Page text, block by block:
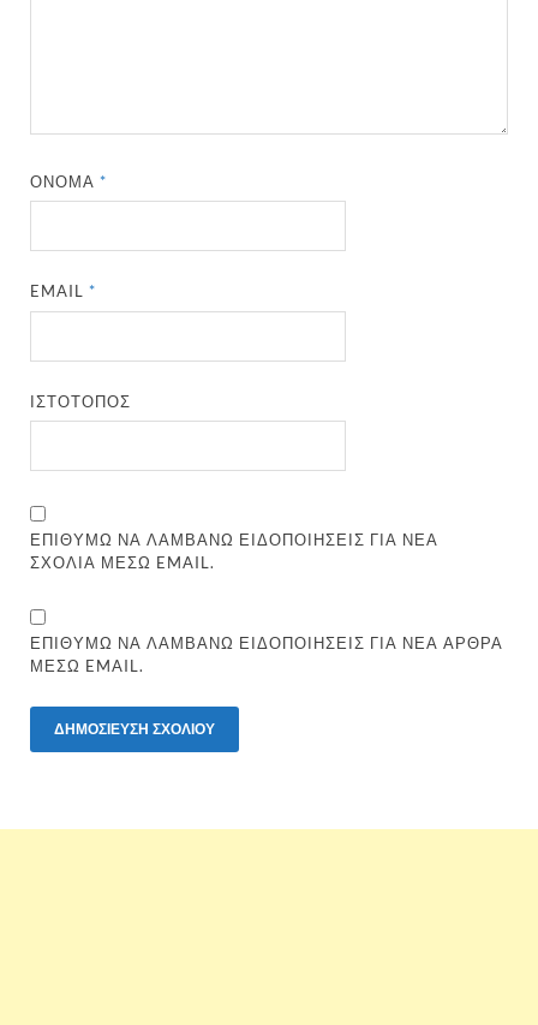
ΌΝΟΜΑ*
EMAIL*
ΙΣΤΌΤΟΠΟΣ
ΕΠΙΘΥΜΏ ΝΑ ΛΑΜΒΆΝΩ ΕΙΔΟΠΟΙΉΣΕΙΣ ΓΙΑ ΝΈΑ
ΣΧΌΛΙΑ ΜΈΣΩ EMAIL.
ΕΠΙΘΥΜΏ ΝΑ ΛΑΜΒΆΝΩ ΕΙΔΟΠΟΙΉΣΕΙΣ ΓΙΑ ΝΈΑ ΆΡΘΡΑ
ΜΈΣΩ EMAIL.